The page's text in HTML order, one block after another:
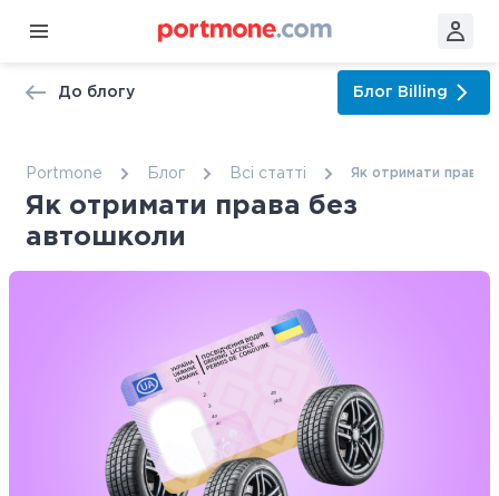
До блогу Блог Billing
Portmone Блог Всі статтi Як отримати права
Як отримати права без
автошколи